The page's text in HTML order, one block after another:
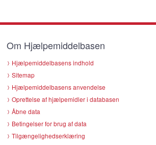
Om Hjælpemiddelbasen
Hjælpemiddelbasens indhold
Sitemap
Hjælpemiddelbasens anvendelse
Oprettelse af hjælpemidler i databasen
Åbne data
Betingelser for brug af data
Tilgængelighedserklæring